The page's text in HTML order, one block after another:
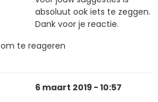
absoluut ook iets te zeggen.
Dank voor je reactie.
om te reageren
6 maart 2019 - 10:57